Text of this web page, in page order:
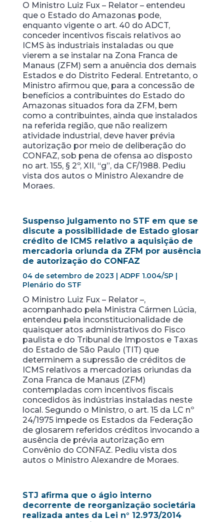
O Ministro Luiz Fux – Relator – entendeu
que o Estado do Amazonas pode,
enquanto vigente o art. 40 do ADCT,
conceder incentivos fiscais relativos ao
ICMS às industriais instaladas ou que
vierem a se instalar na Zona Franca de
Manaus (ZFM) sem a anuência dos demais
Estados e do Distrito Federal. Entretanto, o
Ministro afirmou que, para a concessão de
benefícios a contribuintes do Estado do
Amazonas situados fora da ZFM, bem
como a contribuintes, ainda que instalados
na referida região, que não realizem
atividade industrial, deve haver prévia
autorização por meio de deliberação do
CONFAZ, sob pena de ofensa ao disposto
no art. 155, § 2º, XII, “g”, da CF/1988. Pediu
vista dos autos o Ministro Alexandre de
Moraes.
Suspenso julgamento no STF em que se
discute a possibilidade de Estado glosar
crédito de ICMS relativo a aquisição de
mercadoria oriunda da ZFM por ausência
de autorização do CONFAZ
04 de setembro de 2023 | ADPF 1.004/SP |
Plenário do STF
O Ministro Luiz Fux – Relator –,
acompanhado pela Ministra Cármen Lúcia,
entendeu pela inconstitucionalidade de
quaisquer atos administrativos do Fisco
paulista e do Tribunal de Impostos e Taxas
do Estado de São Paulo (TIT) que
determinem a supressão de créditos de
ICMS relativos a mercadorias oriundas da
Zona Franca de Manaus (ZFM)
contempladas com incentivos fiscais
concedidos às indústrias instaladas neste
local. Segundo o Ministro, o art. 15 da LC nº
24/1975 impede os Estados da Federação
de glosarem referidos créditos invocando a
ausência de prévia autorização em
Convênio do CONFAZ. Pediu vista dos
autos o Ministro Alexandre de Moraes.
STJ afirma que o ágio interno
decorrente de reorganização societária
realizada antes da Lei n° 12.973/2014